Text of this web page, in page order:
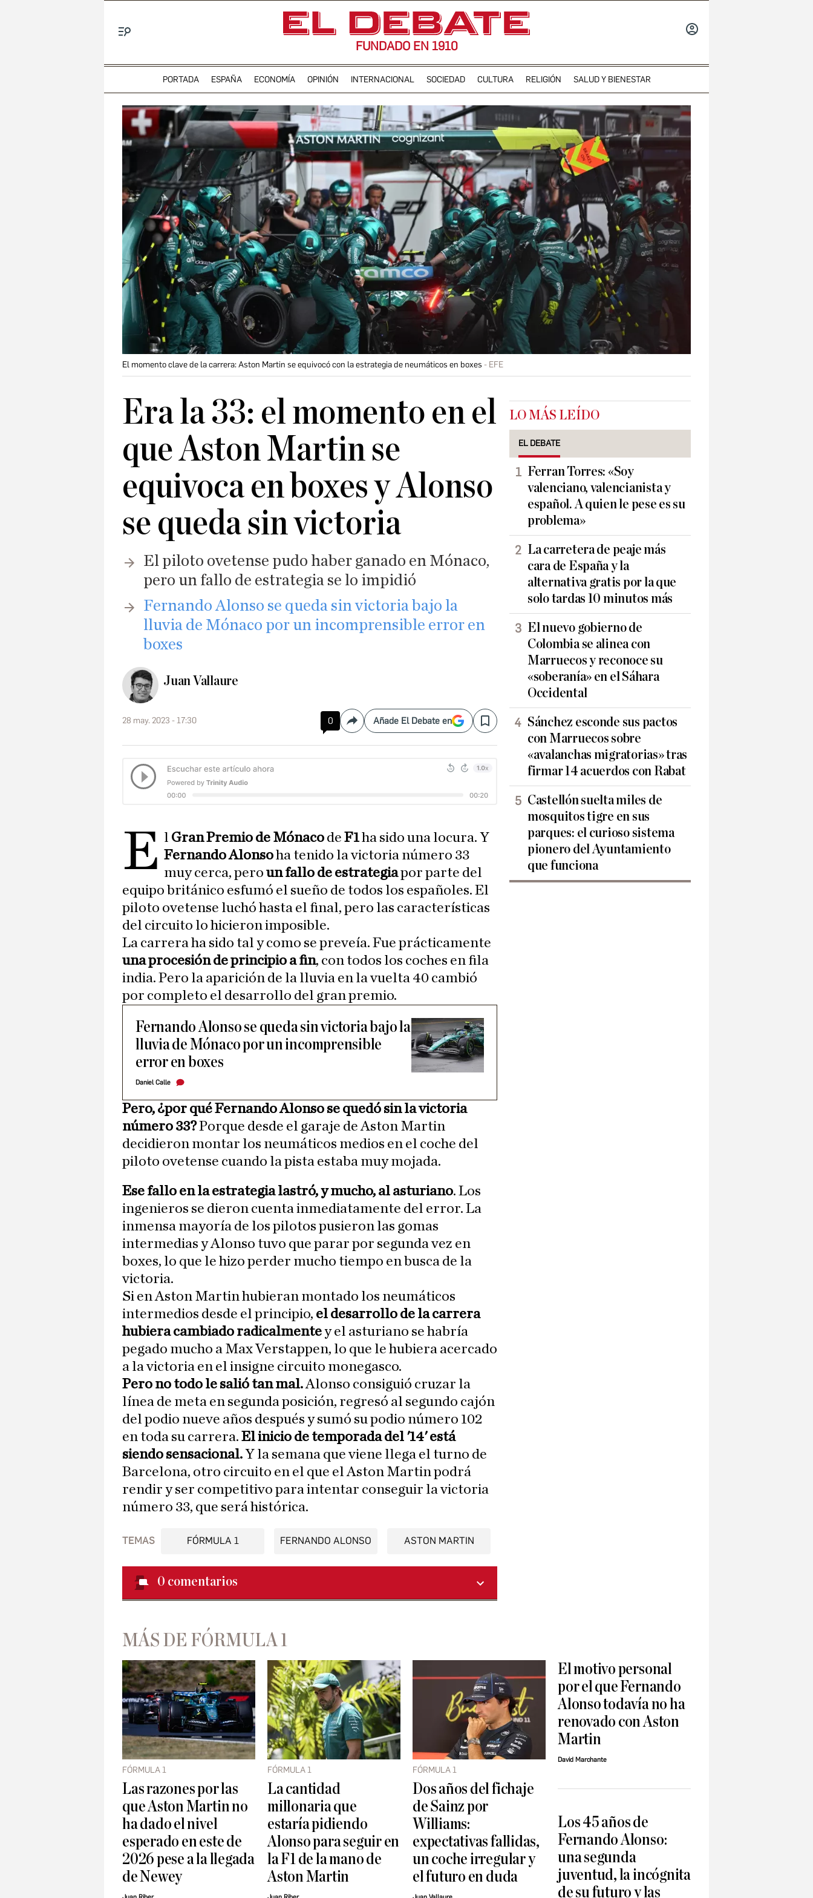
FUNDADO EN 1910
PORTADA ESPAÑA ECONOMÍA OPINIÓN INTERNACIONAL SOCIEDAD CULTURA RELIGIÓN SALUD Y BIENESTAR
El momento clave de la carrera: Aston Martin se equivocó con la estrategia de neumáticos en boxes EFE
Era la 33: el momento en el
que Aston Martin se
equivoca en boxes y Alonso
se queda sin victoria
El piloto ovetense pudo haber ganado en Mónaco,
pero un fallo de estrategia se lo impidió
Fernando Alonso se queda sin victoria bajo la
lluvia de Mónaco por un incomprensible error en
boxes
Juan Vallaure
28 may. 2023 - 17:30 0 CompartirAñade El Debate en Save
E l Gran Premio de Mónaco deF1ha sido una locura. Y
Fernando Alonsoha tenido la victoria número 33
muy cerca, peroun fallo de estrategiapor parte del
equipo británico esfumó el sueño de todos los españoles. El
piloto ovetense luchó hasta el final, pero las características
del circuito lo hicieron imposible.
La carrera ha sido tal y como se preveía. Fue prácticamente
una procesión de principio a fin, con todos los coches en fila
india. Pero la aparición de la lluvia en la vuelta 40 cambió
por completo el desarrollo del gran premio.
Fernando Alonso se queda sin victoria bajo la
lluvia de Mónaco por un incomprensible
error en boxes
Daniel Calle
Pero, ¿por qué Fernando Alonso se quedó sin la victoria
número 33?Porque desde el garaje de Aston Martin
decidieron montar los neumáticos medios en el coche del
piloto ovetense cuando la pista estaba muy mojada.
Ese fallo en la estrategia lastró, y mucho, al asturiano. Los
ingenieros se dieron cuenta inmediatamente del error. La
inmensa mayoría de los pilotos pusieron las gomas
intermedias y Alonso tuvo que parar por segunda vez en
boxes, lo que le hizo perder mucho tiempo en busca de la
victoria.
Si en Aston Martin hubieran montado los neumáticos
intermedios desde el principio, el desarrollo de la carrera
hubiera cambiado radicalmentey el asturiano se habría
pegado mucho a Max Verstappen, lo que le hubiera acercado
a la victoria en el insigne circuito monegasco.
Pero no todo le salió tan mal.Alonso consiguió cruzar la
línea de meta en segunda posición, regresó al segundo cajón
del podio nueve años después y sumó su podio número 102
en toda su carrera. El inicio de temporada del '14' está
siendo sensacional.Y la semana que viene llega el turno de
Barcelona, otro circuito en el que el Aston Martin podrá
rendir y ser competitivo para intentar conseguir la victoria
número 33, que será histórica.
TEMAS FÓRMULA 1 FERNANDO ALONSO ASTON MARTIN
0 comentarios
LO MÁS LEÍDO
EL DEBATE
Ferran Torres: «Soy
valenciano, valencianista y
español. A quien le pese es su
problema»
La carretera de peaje más
cara de España y la
alternativa gratis por la que
solo tardas 10 minutos más
El nuevo gobierno de
Colombia se alinea con
Marruecos y reconoce su
«soberanía» en el Sáhara
Occidental
Sánchez esconde sus pactos
con Marruecos sobre
«avalanchas migratorias» tras
firmar 14 acuerdos con Rabat
Castellón suelta miles de
mosquitos tigre en sus
parques: el curioso sistema
pionero del Ayuntamiento
que funciona
MÁS DE FÓRMULA 1
FÓRMULA 1
Las razones por las
que Aston Martin no
ha dado el nivel
esperado en este de
2026 pese a la llegada
de Newey
FÓRMULA 1
La cantidad
millonaria que
estaría pidiendo
Alonso para seguir en
la F1 de la mano de
Aston Martin
FÓRMULA 1
Dos años del fichaje
de Sainz por
Williams:
expectativas fallidas,
un coche irregular y
el futuro en duda
El motivo personal
por el que Fernando
Alonso todavía no ha
renovado con Aston
Martin
David Marchante
Los 45 años de
Fernando Alonso:
una segunda
juventud, la incógnita
de su futuro y las